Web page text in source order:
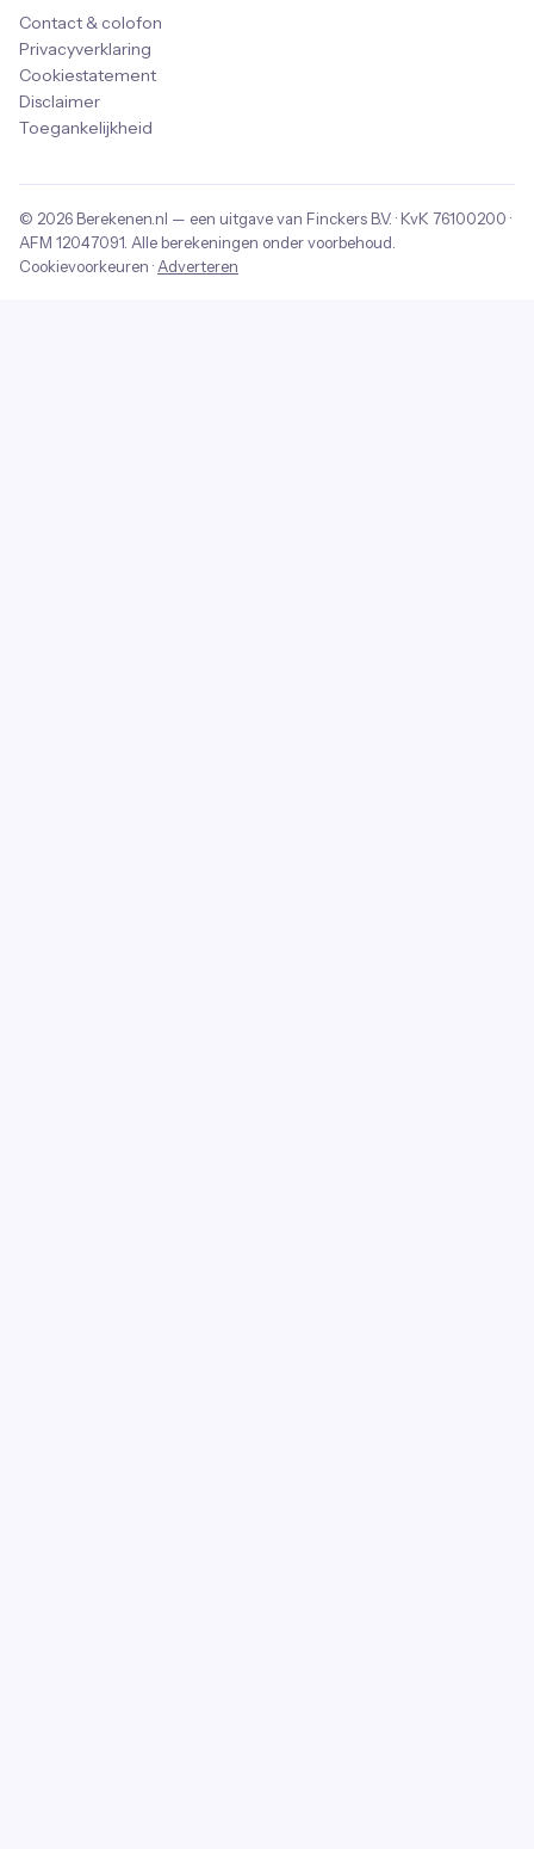
Contact & colofon
Privacyverklaring
Cookiestatement
Disclaimer
Toegankelijkheid
© 2026 Berekenen.nl — een uitgave van Finckers B.V. · KvK 76100200 ·
AFM 12047091 . Alle berekeningen onder voorbehoud.
Cookievoorkeuren · Adverteren